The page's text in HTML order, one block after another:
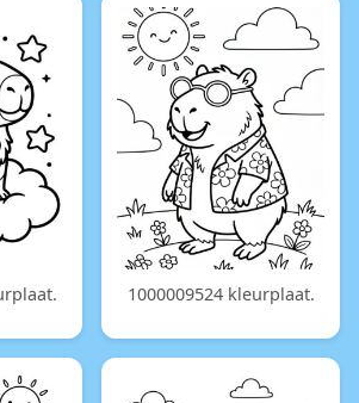
1000009524 kleurplaat.